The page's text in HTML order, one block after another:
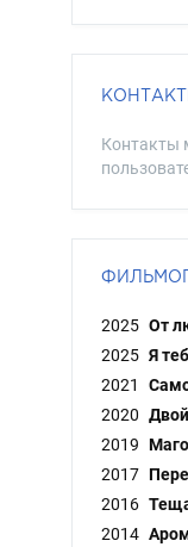
Контакты
2025 От
2025 Я
2021
2020
2019
2017
2016
2014